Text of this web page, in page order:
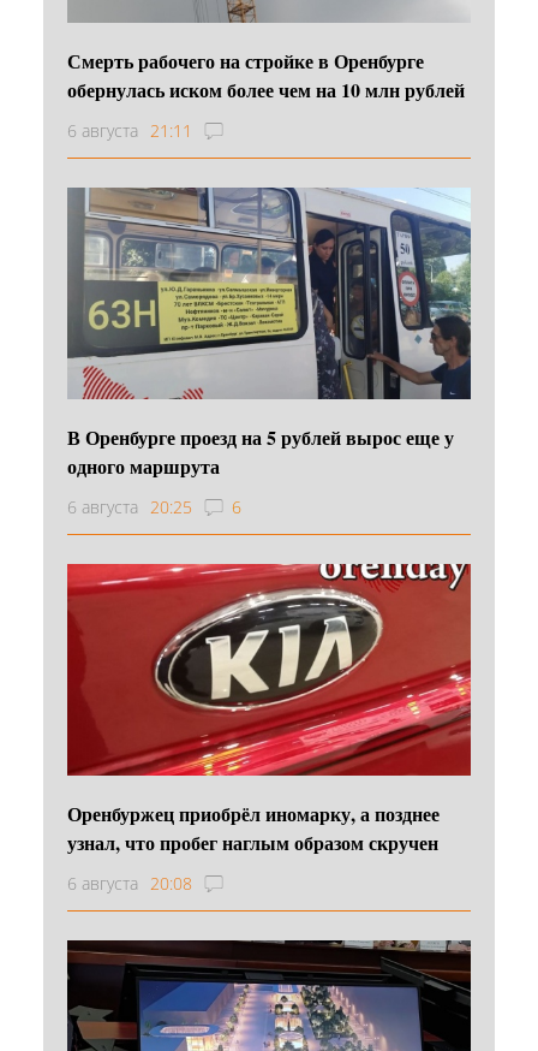
Смерть рабочего на стройке в Оренбурге
обернулась иском более чем на 10 млн рублей
6 августа 21:11
В Оренбурге проезд на 5 рублей вырос еще у
одного маршрута
6 августа 20:25 6
Оренбуржец приобрёл иномарку, а позднее
узнал, что пробег наглым образом скручен
6 августа 20:08